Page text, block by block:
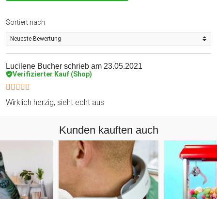
Sortiert nach
Lucilene Bucher schrieb am 23.05.2021
Verifizierter Kauf (Shop)
Wirklich herzig, sieht echt aus
Kunden kauften auch